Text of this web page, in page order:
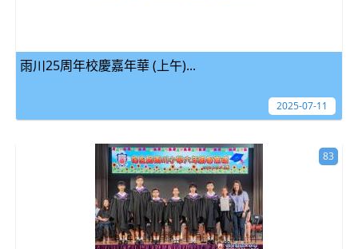
雨川25周年校慶嘉年華 (上午)...
2025-07-11
83